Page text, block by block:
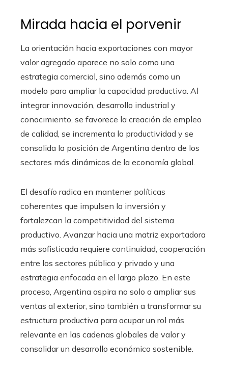
Mirada hacia el porvenir
La orientación hacia exportaciones con mayor
valor agregado aparece no solo como una
estrategia comercial, sino además como un
modelo para ampliar la capacidad productiva. Al
integrar innovación, desarrollo industrial y
conocimiento, se favorece la creación de empleo
de calidad, se incrementa la productividad y se
consolida la posición de Argentina dentro de los
sectores más dinámicos de la economía global.
El desafío radica en mantener políticas
coherentes que impulsen la inversión y
fortalezcan la competitividad del sistema
productivo. Avanzar hacia una matriz exportadora
más sofisticada requiere continuidad, cooperación
entre los sectores público y privado y una
estrategia enfocada en el largo plazo. En este
proceso, Argentina aspira no solo a ampliar sus
ventas al exterior, sino también a transformar su
estructura productiva para ocupar un rol más
relevante en las cadenas globales de valor y
consolidar un desarrollo económico sostenible.